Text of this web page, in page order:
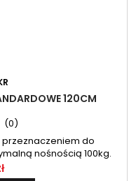
120CM
(0)
przeznaczeniem do
nośnością 100kg.